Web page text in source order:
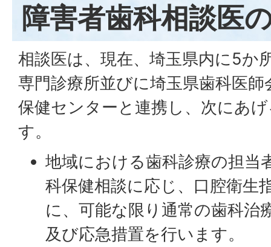
障害者歯科相談医
相談医は、現在、埼玉県内に5か
専門診療所並びに埼玉県歯科医
保健センターと連携し、次にあ
す。
地域における歯科診療の担当
科保健相談に応じ、口腔衛生
に、可能な限り通常の歯科治
及び応急措置を行います。